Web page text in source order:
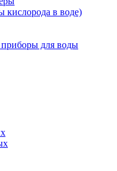
кислорода в воде)
для воды